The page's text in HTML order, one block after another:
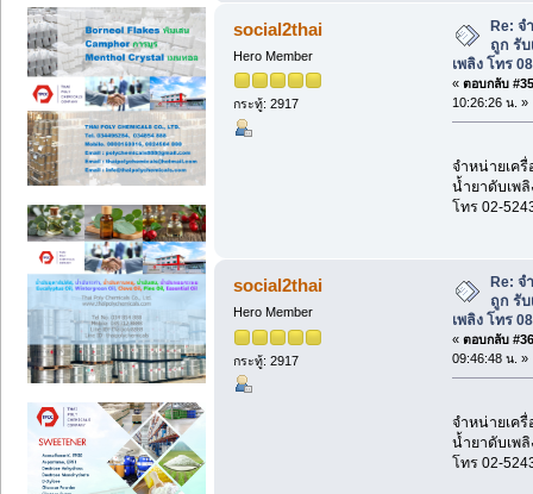
social2thai
Hero Member
กระทู้: 2917
Re: จ
ถูก รั
เพลิง โทร
« ตอบกลับ
10:26:26 น. »
จำหน่ายเครื่
น้ำยาดับเพลิ
โทร 02-
social2thai
Hero Member
กระทู้: 2917
Re: จ
ถูก รั
เพลิง โทร
« ตอบกลับ
09:46:48 น. »
จำหน่ายเครื่
น้ำยาดับเพลิ
โทร 02-